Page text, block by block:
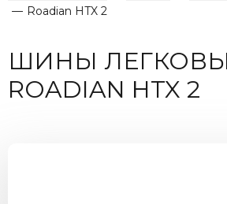
— Roadian HTX 2
ШИНЫ
ROADIAN HTX 2